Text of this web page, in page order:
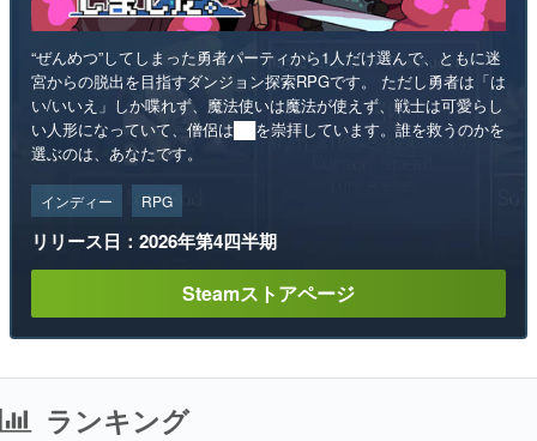
“ぜんめつ”してしまった勇者パーティから1人だけ選んで、ともに迷
宮からの脱出を目指すダンジョン探索RPGです。 ただし勇者は「は
い/いいえ」しか喋れず、魔法使いは魔法が使えず、戦士は可愛らし
い人形になっていて、僧侶は██を崇拝しています。誰を救うのかを
選ぶのは、あなたです。
インディー RPG
リリース日：2026年第4四半期
Steamストアページ
ランキング